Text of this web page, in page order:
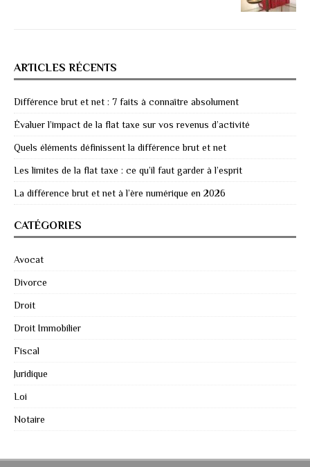
ARTICLES RÉCENTS
Différence brut et net : 7 faits à connaître absolument
Évaluer l’impact de la flat taxe sur vos revenus d’activité
Quels éléments définissent la différence brut et net
Les limites de la flat taxe : ce qu’il faut garder à l’esprit
La différence brut et net à l’ère numérique en 2026
CATÉGORIES
Avocat
Divorce
Droit
Droit Immobilier
Fiscal
Juridique
Loi
Notaire